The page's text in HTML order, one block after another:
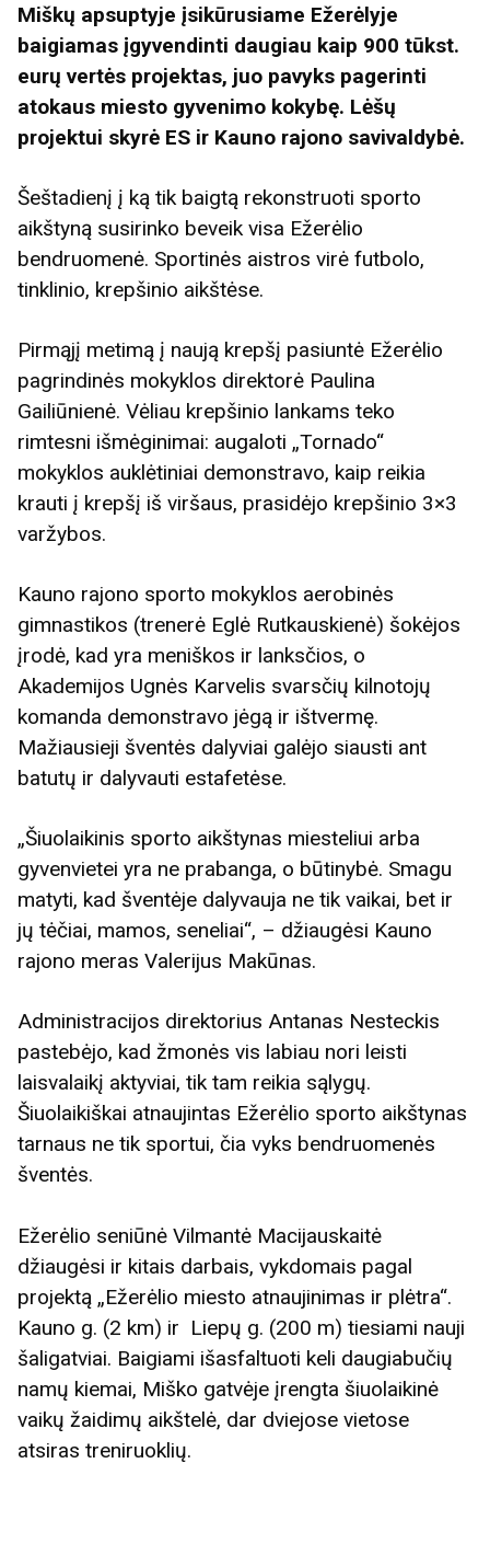
Miškų apsuptyje įsikūrusiame Ežerėlyje
baigiamas įgyvendinti daugiau kaip 900 tūkst.
eurų vertės projektas, juo pavyks pagerinti
atokaus miesto gyvenimo kokybę. Lėšų
projektui skyrė ES ir Kauno rajono savivaldybė.
Šeštadienį į ką tik baigtą rekonstruoti sporto
aikštyną susirinko beveik visa Ežerėlio
bendruomenė. Sportinės aistros virė futbolo,
tinklinio, krepšinio aikštėse.
Pirmąjį metimą į naują krepšį pasiuntė Ežerėlio
pagrindinės mokyklos direktorė Paulina
Gailiūnienė. Vėliau krepšinio lankams teko
rimtesni išmėginimai: augaloti „Tornado“
mokyklos auklėtiniai demonstravo, kaip reikia
krauti į krepšį iš viršaus, prasidėjo krepšinio 3×3
varžybos.
Kauno rajono sporto mokyklos aerobinės
gimnastikos (trenerė Eglė Rutkauskienė) šokėjos
įrodė, kad yra meniškos ir lanksčios, o
Akademijos Ugnės Karvelis svarsčių kilnotojų
komanda demonstravo jėgą ir ištvermę.
Mažiausieji šventės dalyviai galėjo siausti ant
batutų ir dalyvauti estafetėse.
„Šiuolaikinis sporto aikštynas miesteliui arba
gyvenvietei yra ne prabanga, o būtinybė. Smagu
matyti, kad šventėje dalyvauja ne tik vaikai, bet ir
jų tėčiai, mamos, seneliai“, – džiaugėsi Kauno
rajono meras Valerijus Makūnas.
Administracijos direktorius Antanas Nesteckis
pastebėjo, kad žmonės vis labiau nori leisti
laisvalaikį aktyviai, tik tam reikia sąlygų.
Šiuolaikiškai atnaujintas Ežerėlio sporto aikštynas
tarnaus ne tik sportui, čia vyks bendruomenės
šventės.
Ežerėlio seniūnė Vilmantė Macijauskaitė
džiaugėsi ir kitais darbais, vykdomais pagal
projektą „Ežerėlio miesto atnaujinimas ir plėtra“.
Kauno g. (2 km) ir Liepų g. (200 m) tiesiami nauji
šaligatviai. Baigiami išasfaltuoti keli daugiabučių
namų kiemai, Miško gatvėje įrengta šiuolaikinė
vaikų žaidimų aikštelė, dar dviejose vietose
atsiras treniruoklių.